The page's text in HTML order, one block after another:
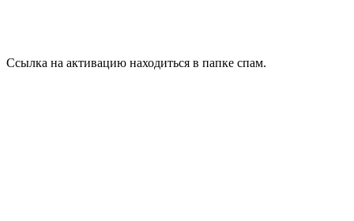
Ссылка на активацию находиться в папке спам.